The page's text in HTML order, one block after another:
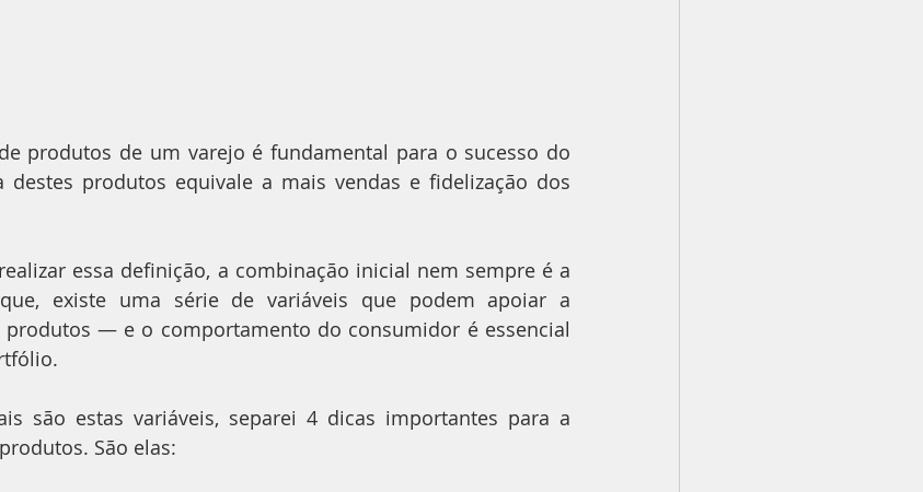
produtos de um varejo é fundamental para o sucesso do
destes produtos equivale a mais vendas e fidelização dos
essa definição, a combinação inicial nem sempre é a
existe uma série de variáveis que podem apoiar a
— e o comportamento do consumidor é essencial
são estas variáveis, separei 4 dicas importantes para a
São elas: